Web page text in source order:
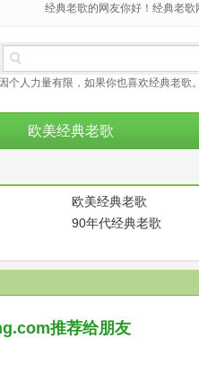
经典老歌的网友你好！经典老
因个人力量有限，如果你也喜欢经典老歌
欧美经典老歌
欧美经典老歌
90年代经典老歌
推荐给朋友